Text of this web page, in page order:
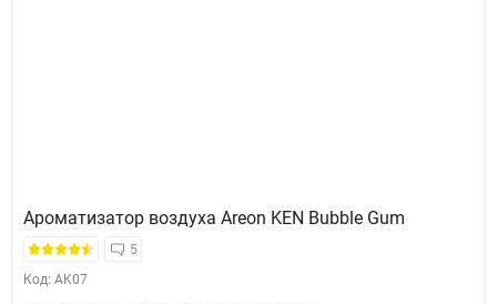
Ароматизатор воздуха Areon KEN Bubble Gum
5
Код: AK07